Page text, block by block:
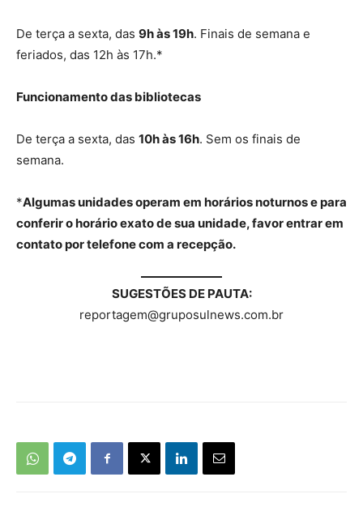
De terça a sexta, das 9h às 19h. Finais de semana e
feriados, das 12h às 17h.*
Funcionamento das bibliotecas
De terça a sexta, das 10h às 16h. Sem os finais de
semana.
*Algumas unidades operam em horários noturnos e para
conferir o horário exato de sua unidade, favor entrar em
contato por telefone com a recepção.
SUGESTÕES DE PAUTA:
reportagem@gruposulnews.com.br